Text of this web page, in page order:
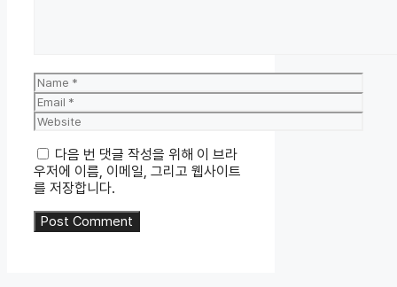
Name
Email
Website
다음 번 댓글 작성을 위해 이 브라
우저에 이름, 이메일, 그리고 웹사이트
를 저장합니다.